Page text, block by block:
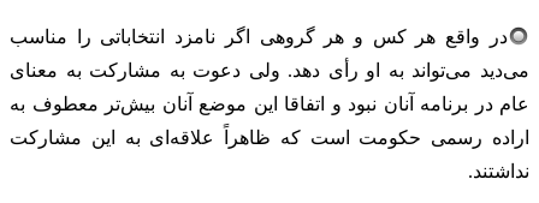
در واقع هر کس و هر گروهی اگر نامزد انتخاباتی را مناسب
می‌دید می‌تواند به او رأی دهد. ولی دعوت به مشارکت به معنای
عام در برنامه آنان نبود و اتفاقا این موضع آنان بیش‌تر معطوف به
اراده رسمی حکومت است که ظاهراً علاقه‌ای به این مشارکت
نداشتند.